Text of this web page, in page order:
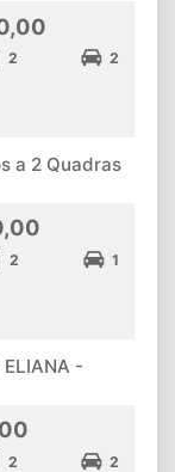
2 2
a 2 Quadras
2 1
ELIANA -
2 2